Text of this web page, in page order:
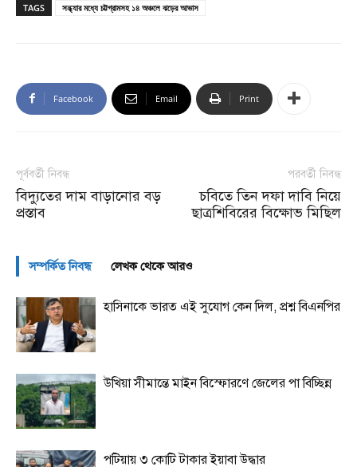
TAGS সন্ধ্যার মধ্যে চট্টগ্রামসহ ১৪ অঞ্চলে ঝড়ের আভাস
Facebook Email Print
পূর্ববর্তী নিবন্ধ
বিদ্যুতের দাম বাড়ানোর বড়
প্রস্তাব
পরবর্তী নিবন্ধ
চবিতে তিন দফা দাবি নিয়ে
ছাত্রশিবিরের বিক্ষোভ মিছিল
সম্পর্কিত নিবন্ধ লেখক থেকে আরও
হাসিনাকে ভারত এই সুযোগ কেন দিল, প্রশ্ন বিএনপির
উখিয়া সীমান্তে মাইন বিস্ফোরণে জেলের পা বিচ্ছিন্ন
পটিয়ায় ৩ কোটি টাকার ইয়াবা উদ্ধার